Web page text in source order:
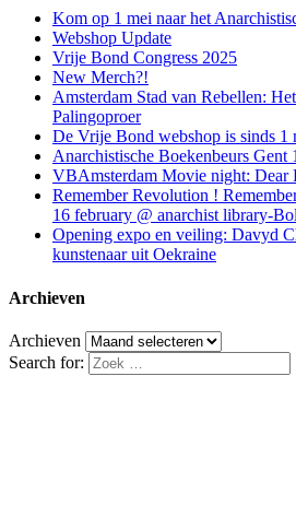
Kom op 1 mei naar het
Webshop Update
Vrije Bond Congress 2025
New Merch?!
Amsterdam Stad van Rebellen:
Palingoproer
De Vrije Bond webshop is sinds 1
Anarchistische Boekenbeurs Gent
VBAmsterdam Movie night: Dear
Remember Revolution !
16 february @ anarchist library-
Opening expo en veiling: Davyd
kunstenaar uit Oekraine
Archieven
Archieven
Search for: